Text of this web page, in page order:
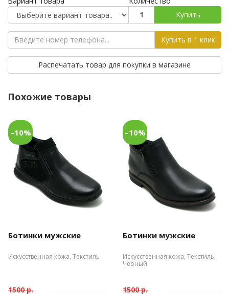
Купить
Купить в 1 клик
Распечатать товар для покупки в магазине
Похожие товары
–10%
Ботинки мужские
Искусственная кожа, Текстиль
1500 р.
–10%
Ботинки мужские
Искусственная кожа, Текстиль,
Черный
1500 р.